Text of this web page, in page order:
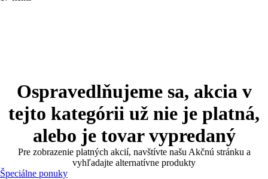
Ospravedlňujeme sa, akcia v
tejto kategórii už nie je platná,
alebo je tovar vypredaný
Pre zobrazenie platných akcií, navštívte našu Akčnú stránku a
vyhľadajte alternatívne produkty
Špeciálne ponuky